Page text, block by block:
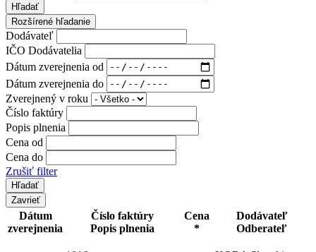
Hľadať
Rozšírené hľadanie
Dodávateľ
IČO Dodávatelia
Dátum zverejnenia od
Dátum zverejnenia do
Zverejnený v roku
Číslo faktúry
Popis plnenia
Cena od
Cena do
Zrušiť filter
Zavrieť
Dátum
zverejnenia
Číslo faktúry
Popis plnenia
Cena
*
Dodávateľ
Odberateľ